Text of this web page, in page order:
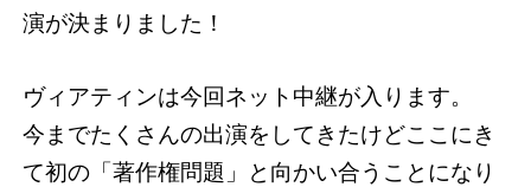
演が決まりました！
ヴィアティンは今回ネット中継が入ります。
今までたくさんの出演をしてきたけどここにき
て初の「著作権問題」と向かい合うことになり